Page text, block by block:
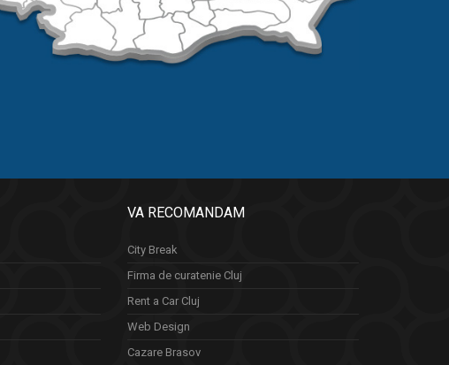
VA RECOMANDAM
City Break
Firma de curatenie Cluj
Rent a Car Cluj
Web Design
Cazare Brasov